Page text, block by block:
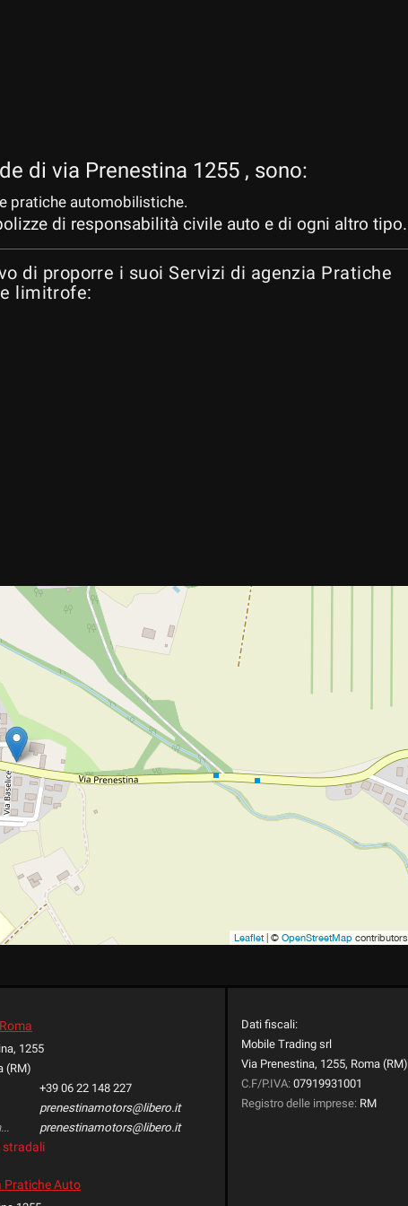
di via Prenestina 1255 , sono:
pratiche automobilistiche.
di responsabilità civile auto e di ogni altro tipo.
di proporre i suoi Servizi di agenzia Pratiche
limitrofe:
Leaflet| © OpenStreetMap contributors
1255
(RM)
+39 06 22 148 227
prenestinamotors@libero.it
Amministrazione:
prenestinamotors@libero.it
stradali
Pratiche Auto
Dati fiscali:
Mobile Trading srl
Via Prenestina, 1255, Roma (RM)
C.F/P.IVA: 07919931001
Registro delle imprese: RM